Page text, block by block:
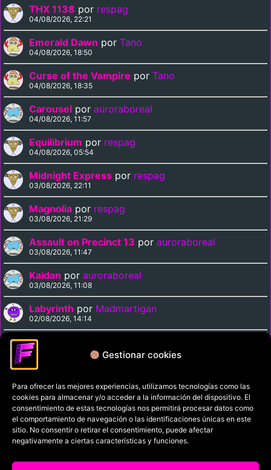
Gestionar cookies
Para ofrecer las mejores experiencias, utilizamos tecnologías como las
cookies para almacenar y/o acceder a la información del dispositivo. El
consentimiento de estas tecnologías nos permitirá procesar datos como
el comportamiento de navegación o las identificaciones únicas en este
sitio. No consentir o retirar el consentimiento, puede afectar
negativamente a ciertas características y funciones.
THX 1138 por respag
04/08/2026, 22:21
Emerald Dawn por Tano
04/08/2026, 18:50
Curse of the Vampire por Tano
04/08/2026, 18:35
Carousel por auroraboreal
04/08/2026, 11:57
Equilibrium por respag
04/08/2026, 05:54
Midnight Express por respag
03/08/2026, 22:11
Magnolia por respag
03/08/2026, 21:29
Assault on Precinct 13 por auroraboreal
03/08/2026, 11:47
Kaidan por auroraboreal
03/08/2026, 11:08
Labyrinth por Madmartigan
02/08/2026, 14:14
Supergirl
02/08/2026, 14:09
Política de privacidad
Términos y condiciones
Política de cookies
Aviso Legal